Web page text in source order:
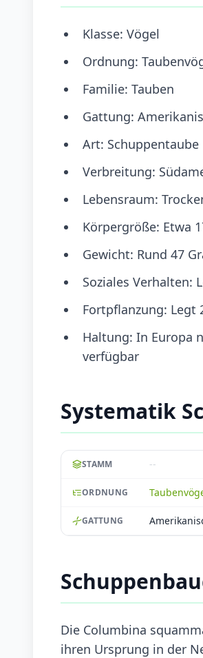
Klasse: Vögel
Ordnung:
Familie: Tauben
Gattung:
Art: Schuppentaube
Verbreitung:
Lebensraum:
Körpergröße: Etwa
Gewicht: Rund 47
Soziales Verhalten:
Fortpflanzung: Legt
Haltung: In Europa
verfügbar
Systematik
STAMM --
ORDNUNG
GATTUNG
Die Columbina
ihren Ursprung in der